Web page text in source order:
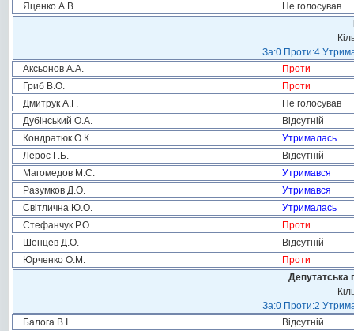
Яценко А.В.
Не голосував
За:0 Проти:4
Аксьонов А.А.
Проти
Гриб В.О.
Проти
Дмитрук А.Г.
Не голосував
Дубінський О.А.
Відсутній
Кондратюк О.К.
Утрималась
Лерос Г.Б.
Відсутній
Магомедов М.С.
Утримався
Разумков Д.О.
Утримався
Світлична Ю.О.
Утрималась
Стефанчук Р.О.
Проти
Шенцев Д.О.
Відсутній
Юрченко О.М.
Проти
Депутатська
За:0 Проти:2
Балога В.І.
Відсутній